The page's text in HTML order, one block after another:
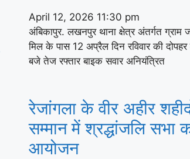
April 12, 2026 11:30 pm
अंबिकापुर. लखनपुर थाना क्षेत्र अंतर्गत ग्राम
मिल के पास 12 अप्रैल दिन रविवार की
बजे तेज रफ्तार बाइक सवार अनियंत्रित
रेजांगला के वीर अहीर
सम्मान में श्रद्धांजलि सभा
आयोजन